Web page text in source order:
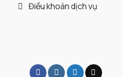
Điều khoản dịch vụ